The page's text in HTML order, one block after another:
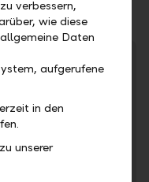
verbessern,
wie diese
Daten
aufgerufene
in den
unserer